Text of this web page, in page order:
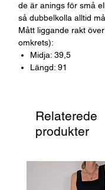
de är anings för små
så dubbelkolla alltid
Mått liggande rakt
omkrets):
Midja: 39,5
Längd: 91
Relaterede
produkter